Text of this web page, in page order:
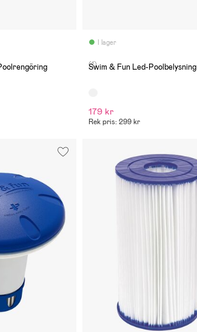
I lager
(1)
Swim & Fun Led-Poolbelysning
179 kr
Rek pris: 299 kr